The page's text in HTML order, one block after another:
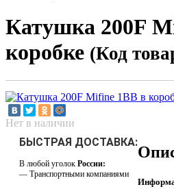
Катушка 200F
коробке (Код
Нет в наличии
БЫСТРАЯ ДОСТАВКА:
В любой уголок России:
— Транспортными компаниями